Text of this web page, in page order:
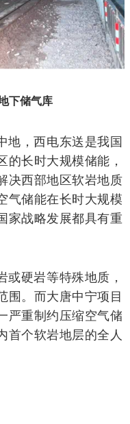
下储气库
地，西电东送是我国
长时大规模储能，
决西部地区软岩地质
气储能在长时大规模
家战略发展都具有重
硬岩等特殊地质，
围。而大唐中宁项目
严重制约压缩空气储
首个软岩地层的全人